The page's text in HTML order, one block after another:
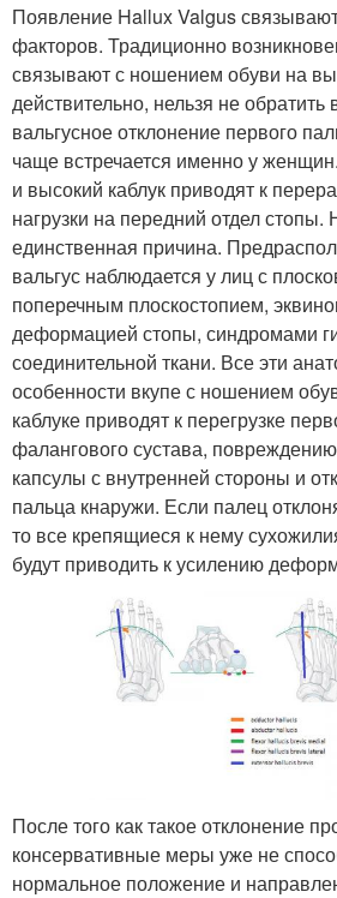
Появление Hallux Valgus
факторов. Традиционно
связывают с ношением обуви на
действительно, нельзя не
вальгусное отклонение первого
чаще встречается именно у
и высокий каблук приводят к
нагрузки на передний отдел стопы.
единственная причина.
вальгус наблюдается у лиц с
поперечным плоскостопием,
деформацией стопы, синдромами
соединительной ткани. Все эти
особенности вкупе с ношением
каблуке приводят к перегрузке
фалангового сустава,
капсулы с внутренней стороны и
пальца кнаружи. Если палец
то все крепящиеся к нему
будут приводить к усилению
После того как такое отклонение
консервативные меры уже не
нормальное положение и